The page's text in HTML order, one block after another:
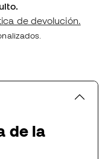
de devolución.
de la